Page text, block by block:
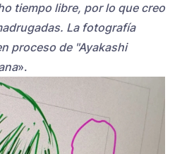
tiempo libre, por lo que creo
La fotografía
proceso de "Ayakashi
».